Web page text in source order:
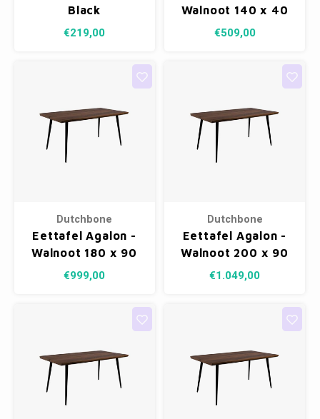
Black
€219,00
Walnoot 140 x 40
cm
€509,00
Dutchbone
Eettafel Agalon -
Walnoot 180 x 90
cm
€999,00
Dutchbone
Eettafel Agalon -
Walnoot 200 x 90
cm
€1.049,00